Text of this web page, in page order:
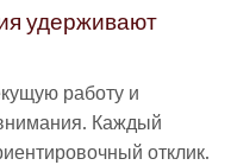
удерживают
работу и
Каждый
отклик.